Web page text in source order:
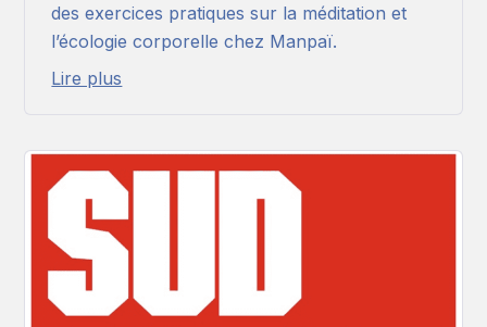
des exercices pratiques sur la méditation et
l’écologie corporelle chez Manpaï.
Lire plus